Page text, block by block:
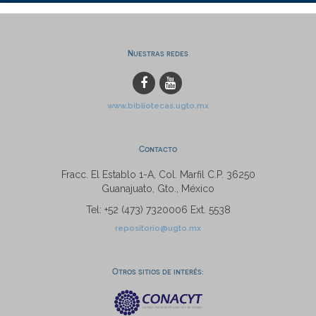
Nuestras redes
www.bibliotecas.ugto.mx
Contacto
Fracc. El Establo 1-A, Col. Marfil C.P. 36250
Guanajuato, Gto., México
Tel: +52 (473) 7320006 Ext. 5538
repositorio@ugto.mx
Otros sitios de interés: